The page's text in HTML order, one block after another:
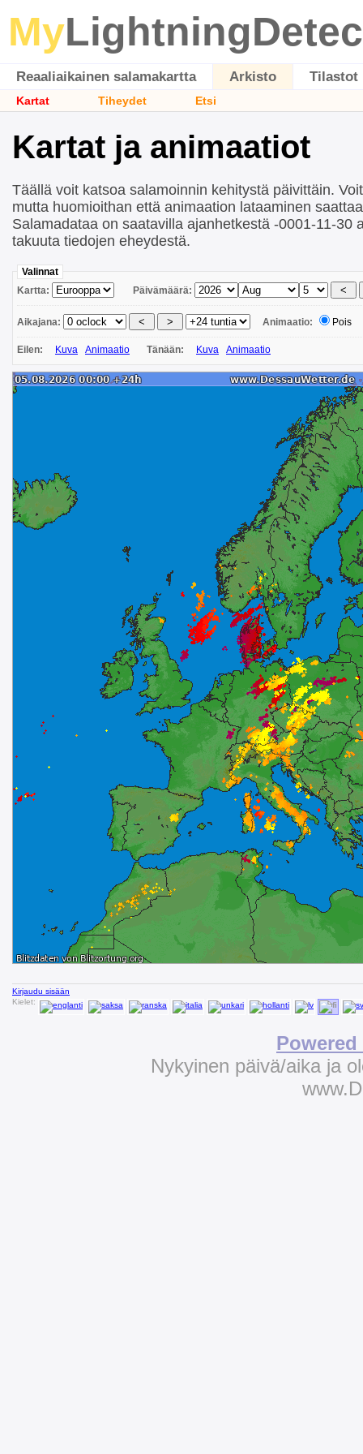
My
Reaaliaikainen salamakartta Arkisto Tilastot
Kartat Tiheydet Etsi
Kartat ja animaatiot
Täällä voit katsoa salamoinnin kehitystä päivittäin.
mutta huomioithan että animaation lataaminen
Salamadataa on saatavilla ajanhetkestä -0001-11-30
takuuta tiedojen eheydestä.
Valinnat
Kartta:
Päivämäärä:
Aikajana: Animaatio: Pois
Eilen: Kuva Animaatio Tänään: Kuva Animaatio
Kirjaudu sisään
Kielet:
Nykyinen päivä/aika ja